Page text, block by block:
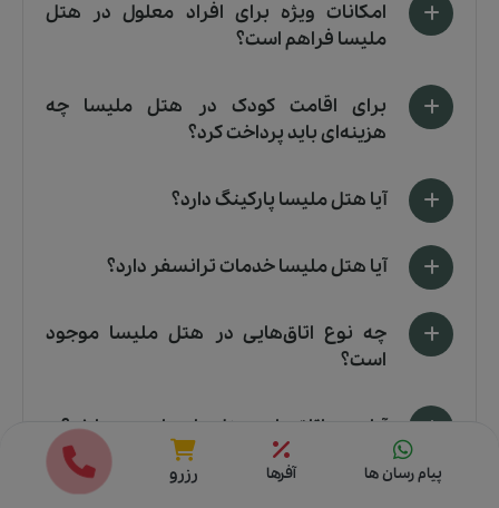
امکانات ویژه برای افراد معلول در هتل
ملیسا فراهم است؟
برای اقامت کودک در هتل ملیسا چه
هزینه‌ای باید پرداخت کرد؟
آیا هتل ملیسا پارکینگ دارد؟
آیا هتل ملیسا خدمات ترانسفر دارد؟
چه نوع اتاق‌هایی در هتل ملیسا موجود
است؟
آیا همه اتاق‌ها در هتل ملیسا پنجره دارند؟
قیمت ها رزرو
پیام رسان ها آفرها رزرو